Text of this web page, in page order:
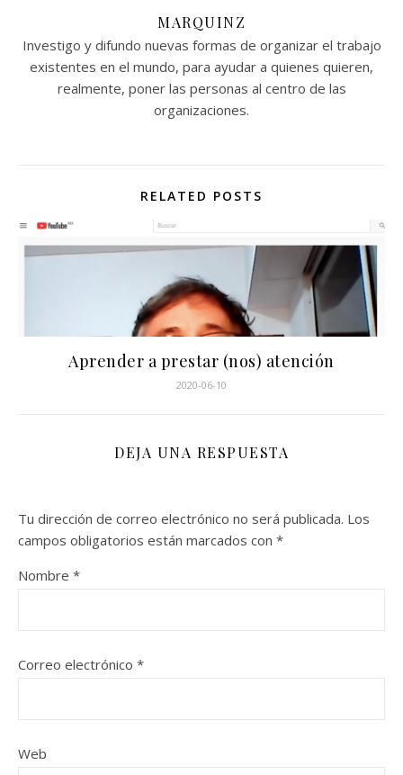
MARQUINZ
Investigo y difundo nuevas formas de organizar el trabajo
existentes en el mundo, para ayudar a quienes quieren,
realmente, poner las personas al centro de las
organizaciones.
RELATED POSTS
Aprender a prestar (nos) atención
2020-06-10
DEJA UNA RESPUESTA
Tu dirección de correo electrónico no será publicada. Los
campos obligatorios están marcados con *
Nombre *
Correo electrónico *
Web